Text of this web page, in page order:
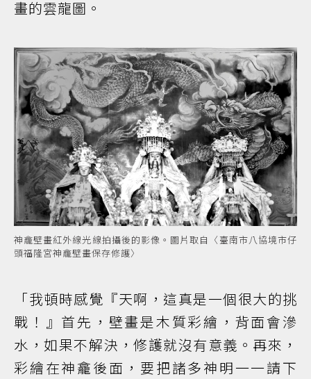
畫的雲龍圖。
神龕壁畫紅外線光線拍攝後的影像。圖片取自〈臺南市八協境市仔
頭福隆宮神龕壁畫保存修護〉
「我頓時感覺『天啊，這真是一個很大的挑
戰！』首先，壁畫是木質彩繪，背面會滲
水，如果不解決，修護就沒有意義。再來，
彩繪在神龕後面，要把諸多神明一一請下